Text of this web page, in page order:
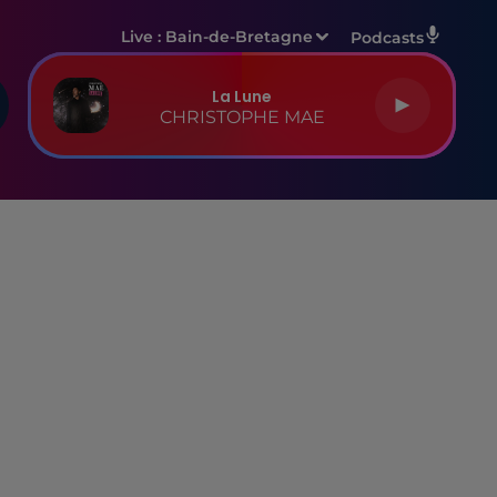
Live : Bain-de-Bretagne Podcasts
La Lune
CHRISTOPHE MAE